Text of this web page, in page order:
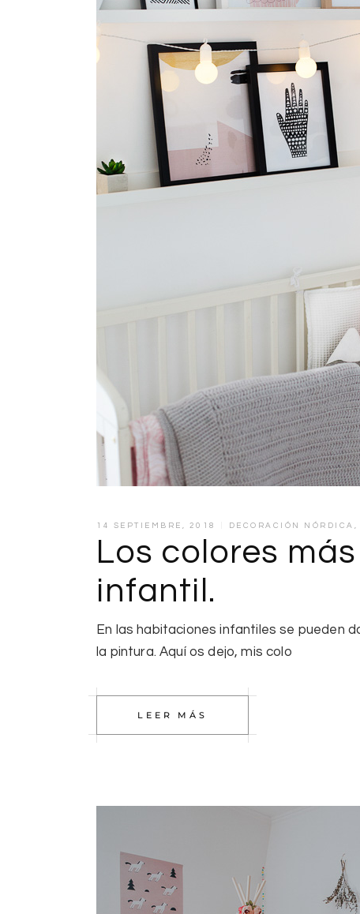
14 SEPTIEMBRE, 2018 DECORACIÓN NÓRDICA ,
Los colores
infantil.
En las habitaciones infantiles se pueden
la pintura. Aquí os dejo, mis colo
LEER MÁS